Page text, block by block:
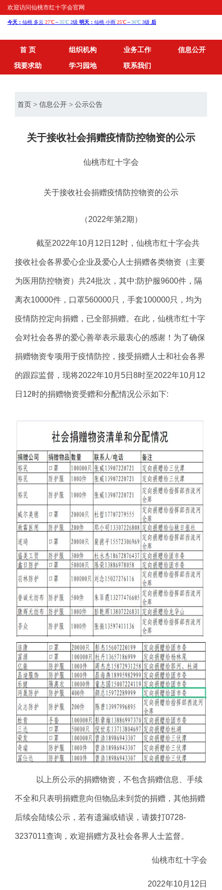
欢迎访问仙桃市红十字会官网
首 页 组织机构 业务工作
信息公开
我要求助
学习园地 联系我们
首页 > 信息公开 > 公示公告
关于接收社会捐赠疫情防控物资的公示
仙桃市红十字会
关于接收社会捐赠疫情防控物资的公示
（2022年第2期）
截至2022年10月12日 12时，仙桃市红十字会共
接收社会各界爱心企业及爱心人士捐赠各类物资（主要
为医用防控物资）共24批次，其中:防护服9600件，隔
离衣10000件，口罩560000只，手套100000只 ，均为
疫情防控定向捐赠 ， 已全部捐赠。在此，仙桃市红十字
会对社会各界的爱心善举表示最衷心的感谢！为了确保
捐赠物资专项用于疫情防控，接受捐赠人士和社会各界
的跟踪监督，现将2022年10月 5日 8时至2022年10月12
日12时的捐赠物资受赠和分配情况公示如下:
以上所公示的捐赠物资，不包含捐赠信息、手续
不全和只表明捐赠意向但物品未到货的捐赠，其他捐赠
后续会陆续公示，若有遗漏或错误，请拨打0728-
3237011查询，欢迎捐赠方及社会各界人士监督。
仙桃市红十字会
2022年10月12日